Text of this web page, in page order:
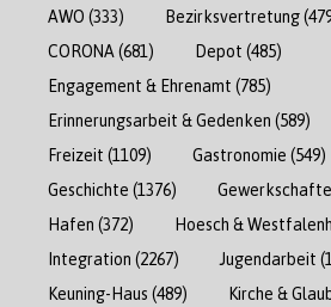
AWO (333) Bezirksvertretung
CORONA (681) Depot (485)
Engagement & Ehrenamt (785)
Erinnerungsarbeit & Gedenken (589)
Freizeit (1109) Gastronomie (549)
Geschichte (1376)
Hafen (372) Hoesch &
Integration (2267) Jugendarbeit
Keuning-Haus (489) Kirche &